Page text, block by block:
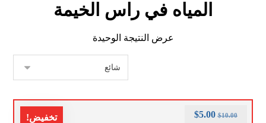
المياه في راس الخيمة
عرض النتيجة الوحيدة
تخفيض! $10.00
$5.00